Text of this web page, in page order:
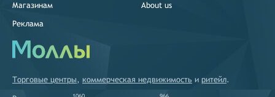
Магазинам
Реклама
About us
Торговые центры, коммерческая недвижимость и ритейл.